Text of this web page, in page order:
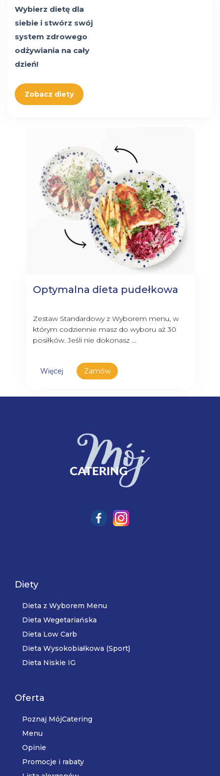
Wybierz dietę dla
siebie i stwórz swój
system zdrowego
odżywiania na cały
dzień!
Zobacz diety
Optymalna dieta pudełkowa
Zestaw Standardowy z Wyborem menu, w
którym codziennie masz do wyboru aż 30
posiłków. Jeśli nie dokonasz ...
Więcej Zamów
Diety
Dieta z Wyborem Menu
Dieta Wegetariańska
Dieta Low Carb
Dieta Wysokobiałkowa (Sport)
Dieta Niskie IG
Oferta
Poznaj MójCatering
Menu
Opinie
Promocje i rabaty